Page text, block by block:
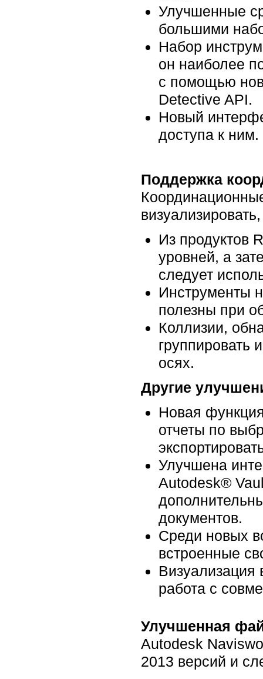
Улучшенные
большими
Набор
он наиболее
с помощью
Detective API.
Новый
доступа к ним.
Поддержка
Из продуктов
уровней, а
следует
Инструменты
полезны при
Коллизии,
группировать
осях.
Другие
Новая
отчеты по
Улучшена
Autodesk®
документов.
Среди новых
встроенные
Визуализация
работа с
Улучшенная
Autodesk
2013 версий и